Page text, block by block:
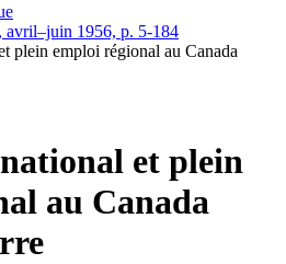
avril–juin 1956, p. 5-184
plein emploi régional au Canada
et plein
au Canada